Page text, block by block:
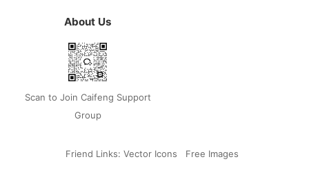
About Us
Scan to Join Caifeng Support
Group
Friend Links: Vector Icons Free Images